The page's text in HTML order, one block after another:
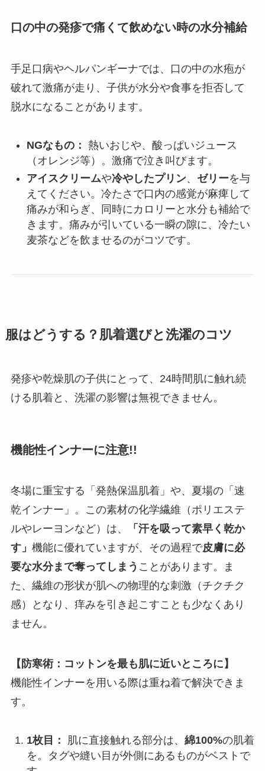
口の中の発疹で痛くて飲めない時の水分補給
手足口病やヘルパンギーナでは、口の中の水疱が
破れて激痛が走り、子供が水分や食事を拒否して
脱水になることがあります。
NGなもの： 熱いおじや、酸っぱいジュース
（オレンジ等）。激痛で泣き叫びます。
アイスクリームや冷やしたプリン、 ゼリーを与
えてください。冷たさで口内の感覚が麻痺して
痛みが和らぎ、同時にカロリーと水分も補給で
きます。痛みが引いている一瞬の隙に、冷たい
麦茶などを飲ませるのがコツです。
服はどうする？肌着選びと洗濯のコツ
発疹や乾燥肌の子供にとって、24時間肌に触れ続
ける肌着と、洗濯の影響は無視できません。
機能性インナーに注意!!
冬場に重宝する「発熱保温肌着」や、夏場の「速
乾インナー」。この素材の化学繊維（ポリエステ
ルやレーヨンなど）は、
「汗を吸って素早く乾か
す」 機能に優れていますが、その過程で皮膚に必
要な水分まで奪ってしまう ことがあります。ま
た、繊維の形状が肌への物理的な刺激（チクチク
感）となり、痒みを引き起こすことも少なくあり
ません。
【防寒術：コットンを最も肌に近いところに】
機能性インナーを用いる際は重ね着で解決できま
す。
1枚目： 肌に直接触れる部分は、 綿100%の肌着
を。タグや縫い目が外側にあるものがベストで